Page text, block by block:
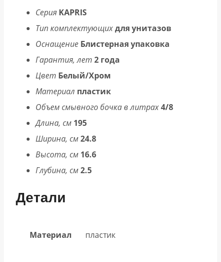
Серия KAPRIS
Тип комплектующихдля унитазов
Оснащение Блистерная упаковка
Гарантия, лет 2 года
Цвет Белый/Хром
Материал пластик
Объем смывного бочка в литрах4/8
Длина, см 195
Ширина, см24.8
Высота, см 16.6
Глубина, см2.5
Детали
Материал пластик